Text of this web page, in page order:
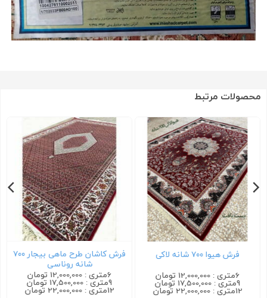
محصولات مرتبط
فرش هیوا ۷۰۰ شانه لاکی
6متری : 12,000,000 تومان
9متری : 17,500,000 تومان
12متری : 22,000,000 تومان
فرش کاشان طرح ماهی بیجار ۷۰۰
شانه روناسی
6متری : 12,000,000 تومان
9متری : 17,500,000 تومان
12متری : 22,000,000 تومان